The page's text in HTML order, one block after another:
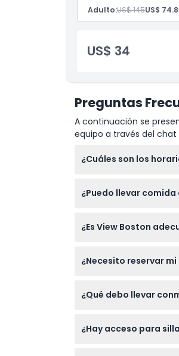
Política de Cancelación
Adulto:US$ 145US$
US$ 34
Preguntas
A continuación se
equipo a través del
¿Cuáles son los
momento de la
¿Puedo llevar
¿Es View Boston
¿Necesito reservar
¿Qué debo llevar
interiores como
¿Hay acceso para